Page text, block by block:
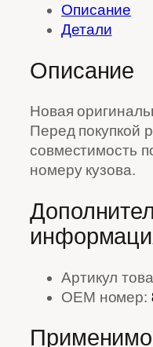
Описание
Детали
Описание
Новая
Перед покупкой
совместимость
номеру кузова.
Артикул
OEM номер: